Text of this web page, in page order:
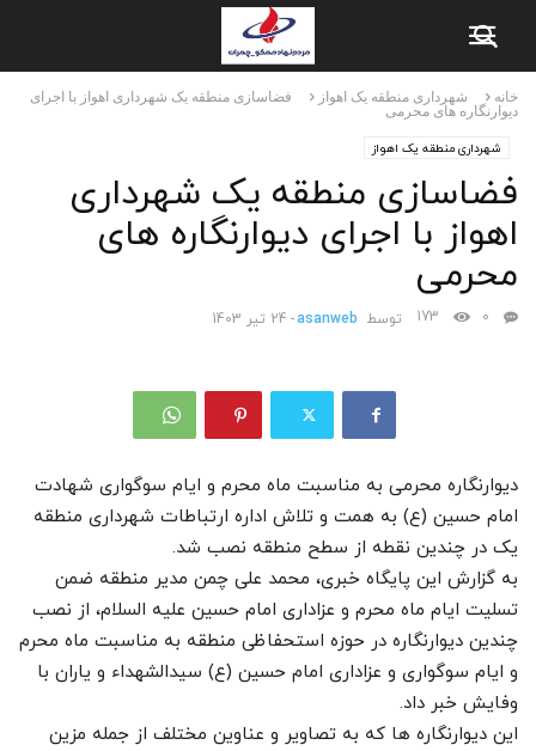
خانه شهرداری منطقه یک اهواز
فضاسازی منطقه یک شهرداری اهواز با اجرای
دیوارنگاره های محرمی
شهرداری منطقه یک اهواز
فضاسازی منطقه یک شهرداری
اهواز با اجرای دیوارنگاره های
محرمی
توسط asanweb
- 24 تیر 1403 0
173
دیوارنگاره محرمی به مناسبت ماه محرم و ایام سوگواری شهادت
امام حسین (ع) به همت و تلاش اداره ارتباطات‌ شهرداری منطقه
یک در چندین نقطه از سطح منطقه نصب شد.
به گزارش این پایگاه خبری، محمد علی چمن مدیر منطقه ضمن
تسلیت ایام ماه محرم و عزاداری امام حسین علیه السلام، از نصب
چندین دیوارنگاره در حوزه استحفاظی منطقه به مناسبت ماه محرم
و ایام سوگواری و عزاداری امام حسین (ع) سیدالشهداء و یاران با
وفایش خبر داد.
این دیوارنگاره ها که به تصاویر و عناوین مختلف از جمله مزین